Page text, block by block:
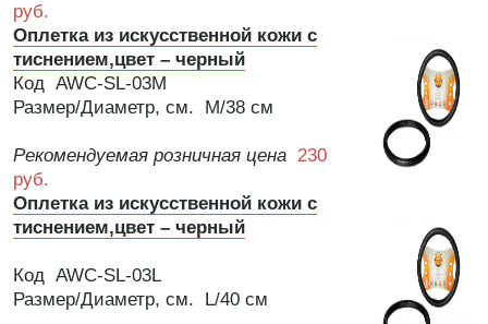
руб.
Оплетка из искусственной кожи с
тиснением,цвет – черный
Код AWC-SL-03M
Размер/Диаметр, см. M/38 см
Рекомендуемая розничная цена 230
руб.
Оплетка из искусственной кожи с
тиснением,цвет – черный
Код AWC-SL-03L
Размер/Диаметр, см. L/40 см